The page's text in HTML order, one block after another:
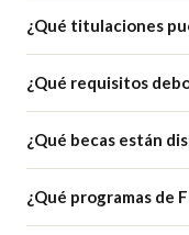
¿Qué titulaciones
¿Qué requisitos
¿Qué becas están
¿Qué programas de